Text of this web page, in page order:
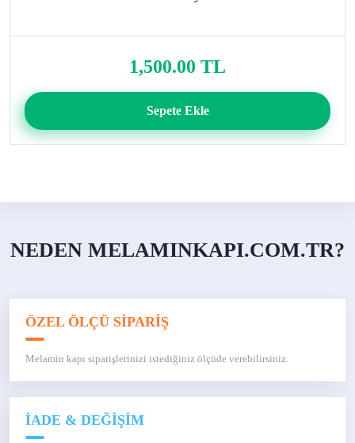
1,500.00 TL
Sepete Ekle
NEDEN MELAMINKAPI.COM.TR?
ÖZEL ÖLÇÜ SİPARİŞ
Melamin kapı siparişlerinizi istediğiniz ölçüde verebilirsiniz.
İADE & DEĞİŞİM